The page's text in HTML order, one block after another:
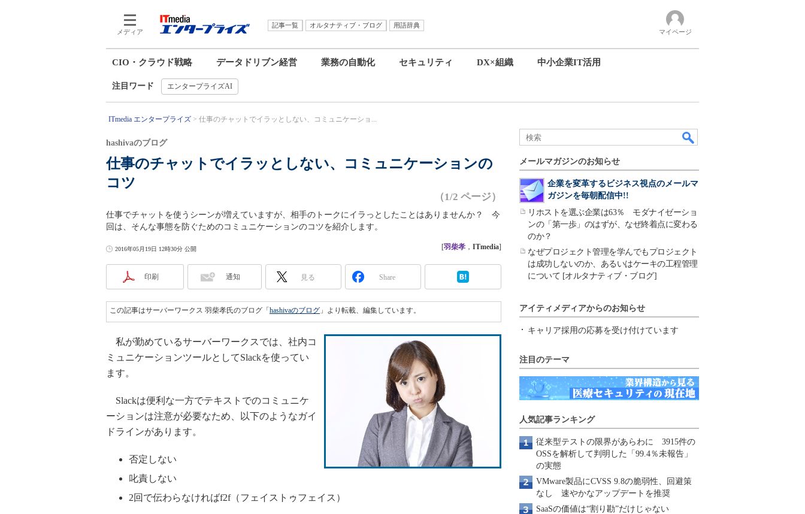
メディア
記事一覧 オルタナティブ・ブログ
用語辞典
マイページ
CIO・クラウド戦略 データドリブン経営 業務の自動化 セキュリティ DX×組織 中小企業IT活用
注目ワード エンタープライズAI
ITmedia エンタープライズ 仕事のチャットでイラッとしない、コミュニケーショ...
仕事のチャットでイラッとしない、コミュニケーションの
コツ
hashivaのブログ
（1/2 ページ）
仕事でチャットを使うシーンが増えていますが、相手のトークにイラっとしたことはありませんか？ 今
回は、そんな事態を防ぐためのコミュニケーションのコツを紹介します。
2016年05月19日 12時30分 公開 [羽柴孝 ， ITmedia]
印刷 通知 見る Share
この記事はサーバーワークス 羽柴孝氏のブログ「 hashivaのブログ 」より転載、編集しています。
私が勤めているサーバーワークスでは、社内コ
ミュニケーションツールとしてSlackを使ってい
ます。
Slackは便利な一方でテキストでのコミュニケ
ーションは注意が必要なため、以下のようなガイ
ドラインがあります。
否定しない
叱責しない
2回で伝わらなければf2f（フェイストゥフェイス）
メールマガジンのお知らせ
企業を変革するビジネス視点のメールマ
ガジンを毎朝配信中!!
リホストを選ぶ企業は63％ モダナイゼーショ
ンの「第一歩」のはずが、なぜ終着点に変わる
のか？
なぜプロジェクト管理を学んでもプロジェクト
は成功しないのか、あるいはケーキの工程管理
について [オルタナティブ・ブログ]
アイティメディアからのお知らせ
キャリア採用の応募を受け付けています
注目のテーマ
人気記事ランキング
従来型テストの限界があらわに 3915件の
OSSを解析して判明した「99.4％未報告」
の実態
VMware製品にCVSS 9.8の脆弱性、回避策
なし 速やかなアップデートを推奨
SaaSの価値は“割り勘”だけじゃない